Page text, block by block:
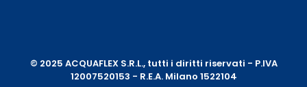
© 2025 ACQUAFLEX S.R.L., tutti i diritti riservati - P.IVA
12007520153 - R.E.A. Milano 1522104